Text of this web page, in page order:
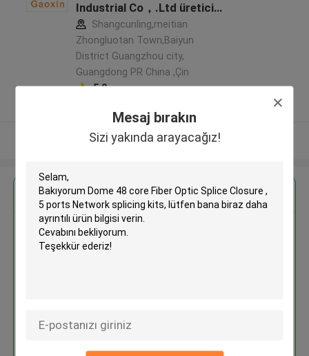
Mesaj bırakın
Sizi yakında arayacağız!
Industrial Co，.Ltd üretici
profiliShangcunling,meitian
Zhongluotan Town,Baiyun
District Guangzhou city,
Guangdong PR China ,Çin
5.0
Daha fazla göster
En İyi Fiyatı Alın